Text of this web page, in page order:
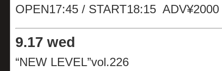
OPEN17:45 / START18:15
9.17 wed
“NEW LEVEL”vol.226